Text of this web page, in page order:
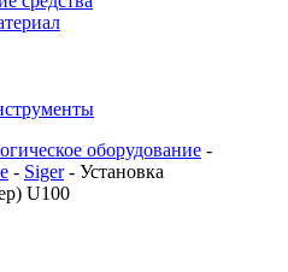
оборудование -
- Siger- Установка
U100